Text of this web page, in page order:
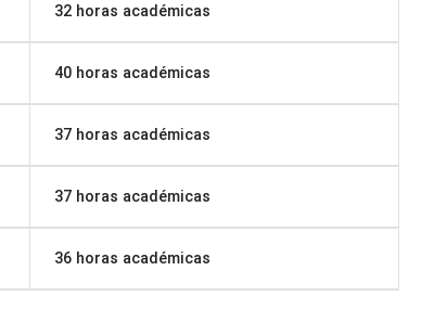
32 horas académicas
40 horas académicas
37 horas académicas
37 horas académicas
36 horas académicas